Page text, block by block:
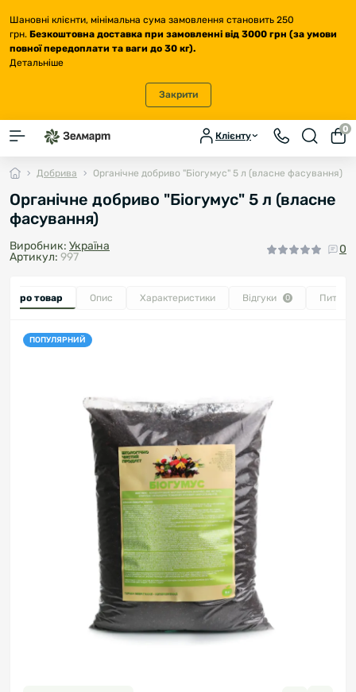
Шановні клієнти, мінімальна сума замовлення становить 250
грн. Безкоштовна доставка при замовленні від 3000 грн (за умови
повної передоплати та ваги до 30 кг).
Детальніше
Закрити
Клієнту
0
Добрива Органічне добриво "Біогумус" 5 л (власне фасування)
Органічне добриво "Біогумус" 5 л (власне
фасування)
Виробник: Україна
Артикул: 997
0
про товар Опис Характеристики Відгуки 0
ПОПУЛЯРНИЙ